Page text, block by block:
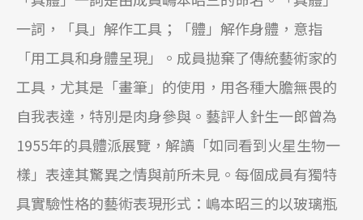
一詞，「具」解作工具；「體」解作身體，意指
「用工具和身體呈現」。成員拋棄了傳統藝術家的
工具，尤其是「畫筆」的使用，用各種大膽無畏的
自我表達，特別是肉身參與。藝評人針生一郎曾為
1955年的具體派展覽，解讀「如同看到火星生物一
樣」表達其驚異之情與前所未見。每個成員有獨特
具實驗性格的藝術表現形式：嶋本昭三的以玻璃瓶